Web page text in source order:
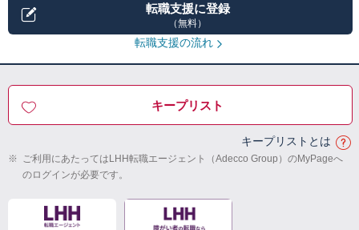
転職支援に登録
（無料）
転職支援の流れ
キープリスト
キープリストとは
※ ご利用にあたってはLHH転職エージェント（Adecco Group）のMyPageへ
のログインが必要です。